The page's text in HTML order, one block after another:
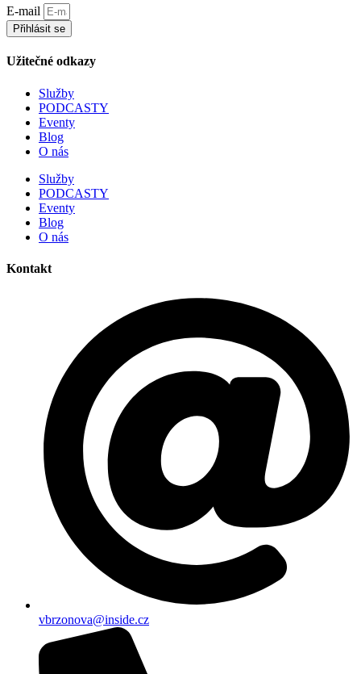
E-mail
Přihlásit se
Užitečné odkazy
Služby
PODCASTY
Eventy
Blog
O nás
Služby
PODCASTY
Eventy
Blog
O nás
Kontakt
vbrzonova@inside.cz